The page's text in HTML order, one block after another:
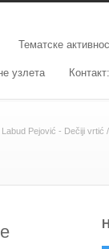
Тематске
узлета Контакт:
Labud Pejović - Dečiji vrtić /